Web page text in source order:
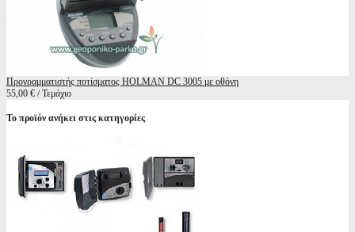
Προγραμματιστής ποτίσματος HOLMAN DC 3005 με οθόνη
55,00 € / Τεμάχιο
Το προϊόν ανήκει στις κατηγορίες